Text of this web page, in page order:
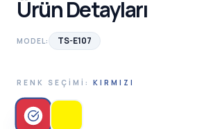
Ürün Detayları
MODEL: TS-E107
RENK SEÇIMI: KIRMIZI